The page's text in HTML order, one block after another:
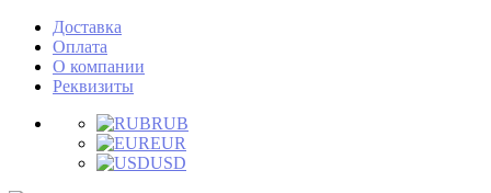
Доставка
Оплата
О компании
Реквизиты
RUB
EUR
USD